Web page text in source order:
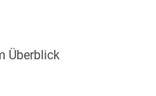
Überblick